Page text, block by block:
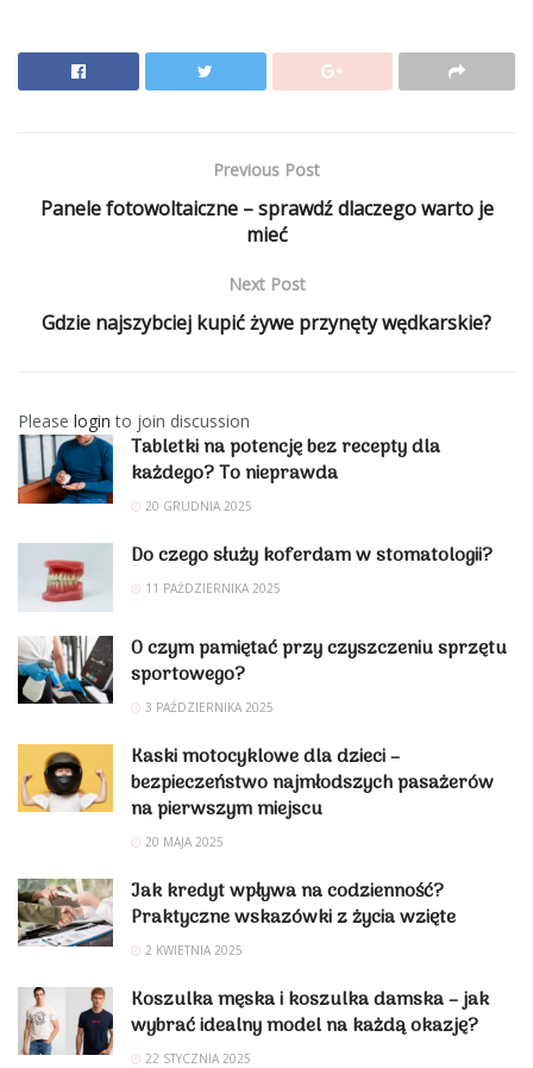
Previous Post
Panele fotowoltaiczne – sprawdź dlaczego warto je
mieć
Next Post
Gdzie najszybciej kupić żywe przynęty wędkarskie?
Please login to join discussion
Tabletki na potencję bez recepty dla
każdego? To nieprawda
20 GRUDNIA 2025
Do czego służy koferdam w stomatologii?
11 PAŹDZIERNIKA 2025
O czym pamiętać przy czyszczeniu sprzętu
sportowego?
3 PAŹDZIERNIKA 2025
Kaski motocyklowe dla dzieci –
bezpieczeństwo najmłodszych pasażerów
na pierwszym miejscu
20 MAJA 2025
Jak kredyt wpływa na codzienność?
Praktyczne wskazówki z życia wzięte
2 KWIETNIA 2025
Koszulka męska i koszulka damska – jak
wybrać idealny model na każdą okazję?
22 STYCZNIA 2025